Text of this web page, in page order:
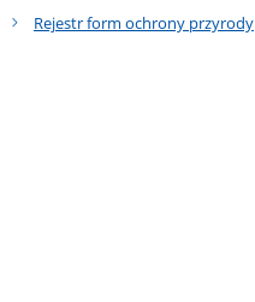
Rejestr form ochrony przyrody